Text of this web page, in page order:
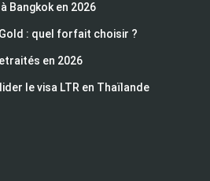
Bangkok en 2026
: quel forfait choisir ?
en 2026
le visa LTR en Thaïlande